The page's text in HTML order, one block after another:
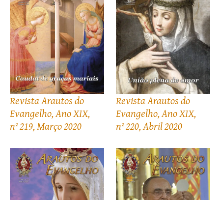
Revista Arautos do
Evangelho, Ano XIX,
nº 219, Março 2020
Revista Arautos do
Evangelho, Ano XIX,
nº 220, Abril 2020